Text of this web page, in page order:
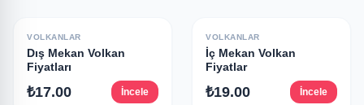
VOLKANLAR
Dış Mekan Volkan
Fiyatları
₺17.00 İncele
VOLKANLAR
İç Mekan Volkan
Fiyatlar
₺19.00 İncele